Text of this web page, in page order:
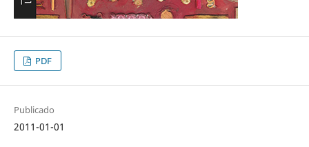
PDF
Publicado
2011-01-01